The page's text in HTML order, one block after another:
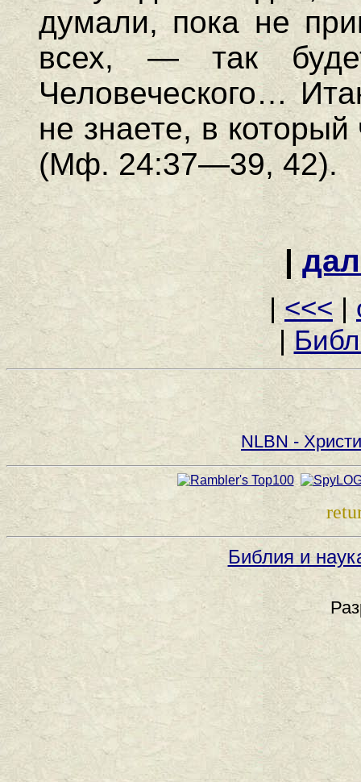
думали, пока не
всех, — так
Человеческого…
не знаете, в
(Мф. 24:37—39, 42).
|
| <<<|
|
NLBN -
Библия и